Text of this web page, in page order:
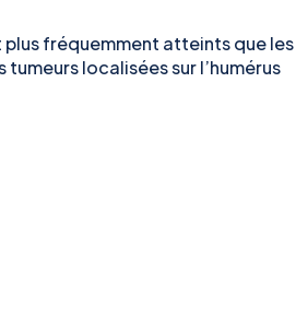
fréquemment atteints que les
localisées sur l’humérus